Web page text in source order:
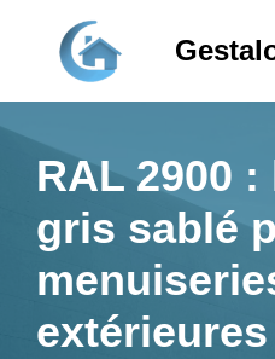
RAL 2900
gris sablé
extérieures